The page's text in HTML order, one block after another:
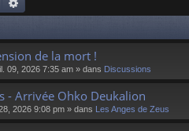
de la mort !
09, 2026 7:35 am » dans Discussions
- Arrivée Ohko Deukalion
2026 9:08 pm » dans Les Anges de Zeus